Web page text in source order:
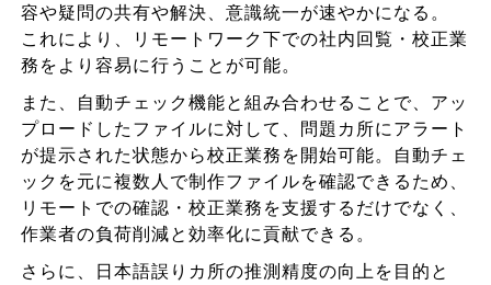
容や疑問の共有や解決、意識統一が速やかになる。
これにより、リモートワーク下での社内回覧・校正業
務をより容易に行うことが可能。
また、自動チェック機能と組み合わせることで、アッ
プロードしたファイルに対して、問題カ所にアラート
が提示された状態から校正業務を開始可能。自動チェ
ックを元に複数人で制作ファイルを確認できるため、
リモートでの確認・校正業務を支援するだけでなく、
作業者の負荷削減と効率化に貢献できる。
さらに、日本語誤りカ所の推測精度の向上を目的と